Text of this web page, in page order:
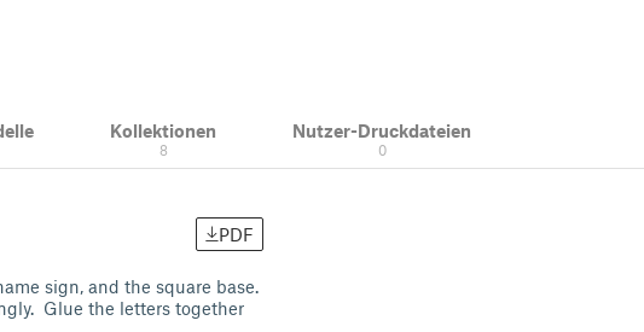
Kollektionen
8
Nutzer-Druckdateien
0
PDF
sign, and the square base.
Glue the letters together